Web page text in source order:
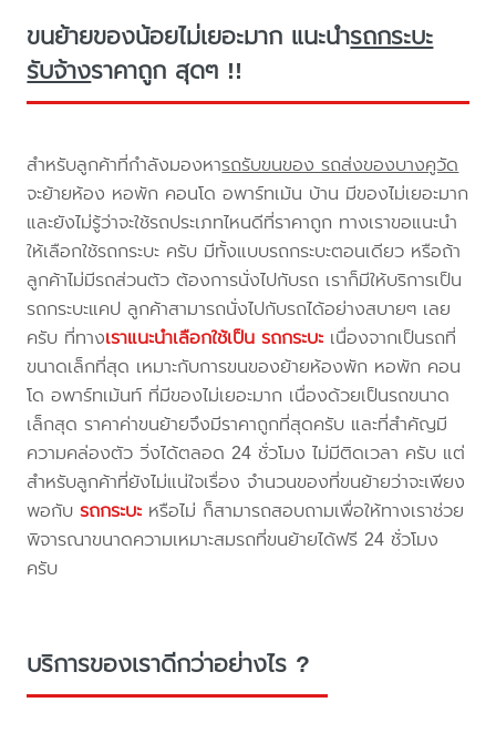
ขนย้ายของน้อยไม่เยอะมาก แนะนำรถกระบะ
รับจ้างราคาถูก สุดๆ !!
สำหรับลูกค้าที่กำลังมองหารถรับขนของ รถส่งของบางคูวัด
จะย้ายห้อง หอพัก คอนโด อพาร์ทเม้น บ้าน มีของไม่เยอะมาก
และยังไม่รู้ว่าจะใช้รถประเภทไหนดีที่ราคาถูก ทางเราขอแนะนำ
ให้เลือกใช้รถกระบะ ครับ มีทั้งแบบรถกระบะตอนเดียว หรือถ้า
ลูกค้าไม่มีรถส่วนตัว ต้องการนั่งไปกับรถ เราก็มีให้บริการเป็น
รถกระบะแคป ลูกค้าสามารถนั่งไปกับรถได้อย่างสบายๆ เลย
ครับ ที่ทางเราแนะนำเลือกใช้เป็น รถกระบะ เนื่องจากเป็นรถที่
ขนาดเล็กที่สุด เหมาะกับการขนของย้ายห้องพัก หอพัก คอน
โด อพาร์ทเม้นท์ ที่มีของไม่เยอะมาก เนื่องด้วยเป็นรถขนาด
เล็กสุด ราคาค่าขนย้ายจึงมีราคาถูกที่สุดครับ และที่สำคัญมี
ความคล่องตัว วิ่งได้ตลอด 24 ชั่วโมง ไม่มีติดเวลา ครับ แต่
สำหรับลูกค้าที่ยังไม่แน่ใจเรื่อง จำนวนของที่ขนย้ายว่าจะเพียง
พอกับรถกระบะ หรือไม่ ก็สามารถสอบถามเพื่อให้ทางเราช่วย
พิจารณาขนาดความเหมาะสมรถที่ขนย้ายได้ฟรี 24 ชั่วโมง
ครับ
บริการของเราดีกว่าอย่างไร ?